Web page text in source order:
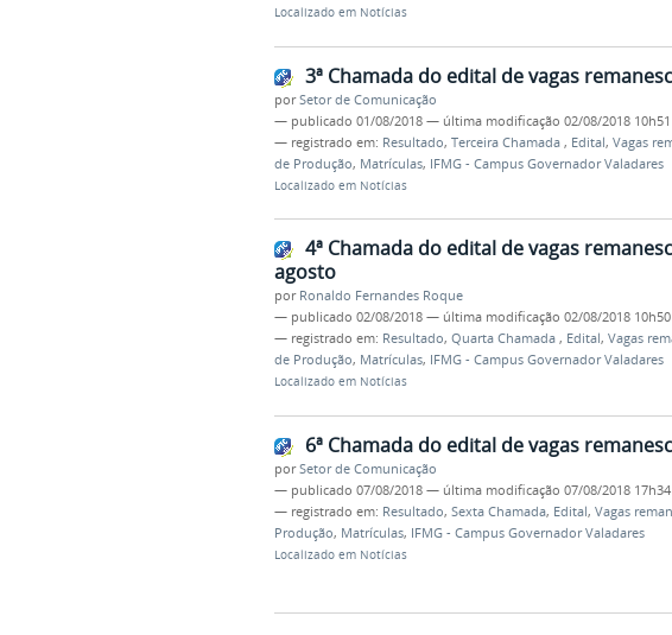
Localizado em Notícias
3ª Chamada do edital de vagas
porSetor de Comunicação
— publicado 01/08/2018 — última modificação 02/08/2018 10h51
— registrado em: Resultado, Terceira Chamada , Edital, Vagas
de Produção, Matrículas, IFMG - Campus Governador Valadares
Localizado em Notícias
4ª Chamada do edital de vagas
agosto
por Ronaldo Fernandes Roque
— publicado 02/08/2018 — última modificação 02/08/2018 10h50
— registrado em: Resultado, Quarta Chamada , Edital, Vagas
de Produção, Matrículas, IFMG - Campus Governador Valadares
Localizado em Notícias
6ª Chamada do edital de vagas
porSetor de Comunicação
— publicado 07/08/2018 — última modificação 07/08/2018 17h34
— registrado em: Resultado, Sexta Chamada, Edital, Vagas
Produção, Matrículas, IFMG - Campus Governador Valadares
Localizado em Notícias